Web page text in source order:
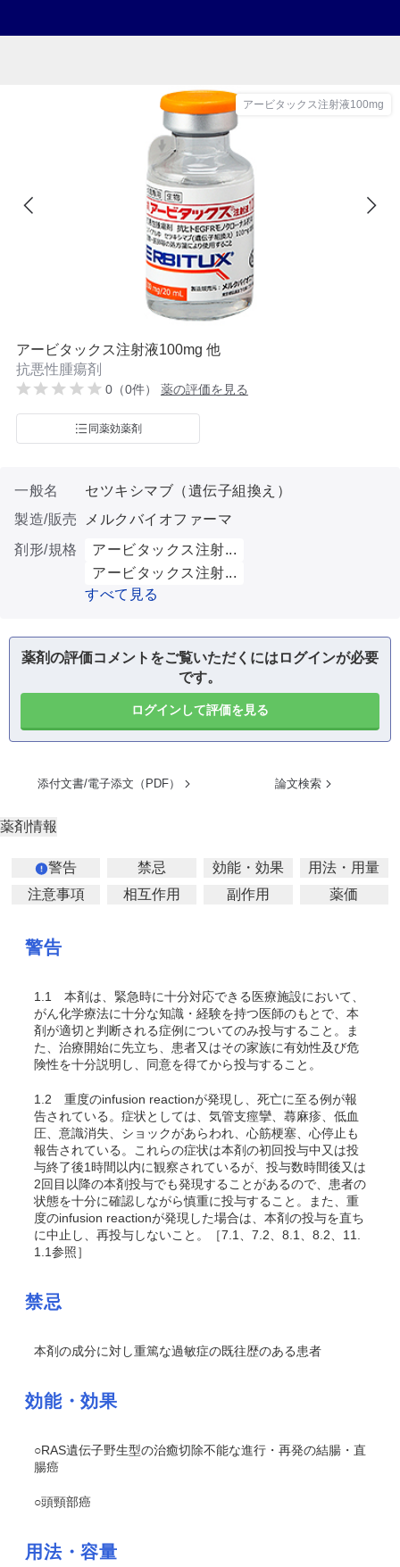
アービタックス注射液100mg
アービタックス注射液100mg 他
抗悪性腫瘍剤
0（0件） 薬の評価を見る
同薬効薬剤
一般名
セツキシマブ（遺伝子組換え）
製造/販売
メルクバイオファーマ
剤形/規格
アービタックス注射...
アービタックス注射...
すべて見る
薬剤の評価コメントをご覧いただくにはログインが必要
です。
ログインして評価を見る
添付文書/電子添文（PDF） 論文検索
薬剤情報
警告 禁忌 効能・効果
用法・用量
注意事項
相互作用 副作用 薬価
警告
1.1
本剤は、緊急時に十分対応できる医療施設において、
がん化学療法に十分な知識・経験を持つ医師のもとで、本
剤が適切と判断される症例についてのみ投与すること。ま
た、治療開始に先立ち、患者又はその家族に有効性及び危
険性を十分説明し、同意を得てから投与すること。
1.2 重度のinfusion reactionが発現し、死亡に至る例が報
告されている。症状としては、気管支痙攣、蕁麻疹、低血
圧、意識消失、ショックがあらわれ、心筋梗塞、心停止も
報告されている。これらの症状は本剤の初回投与中又は投
与終了後1時間以内に観察されているが、投与数時間後又は
2回目以降の本剤投与でも発現することがあるので、患者の
状態を十分に確認しながら慎重に投与すること。また、重
度のinfusion reactionが発現した場合は、本剤の投与を直ち
に中止し、再投与しないこと。［7.1、7.2、8.1、8.2、11.
1.1参照］
禁忌
本剤の成分に対し重篤な過敏症の既往歴のある患者
効能・効果
○RAS遺伝子野生型の治癒切除不能な進行・再発の結腸・直
腸癌
○頭頸部癌
用法・容量